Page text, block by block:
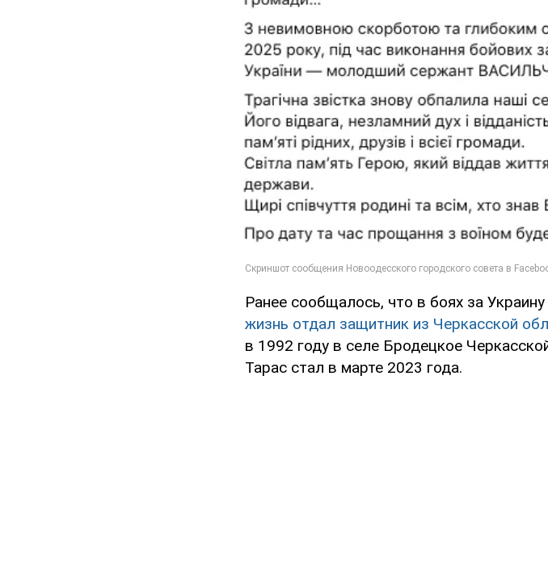
Ранее сообщалось, что в боях за
жизнь отдал защитник из Черкасской
в 1992 году в селе Бродецкое
Тарас стал в марте 2023 года.